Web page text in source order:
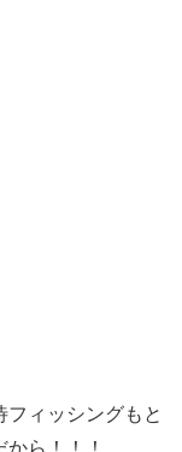
ィッシングもと
ら！！！